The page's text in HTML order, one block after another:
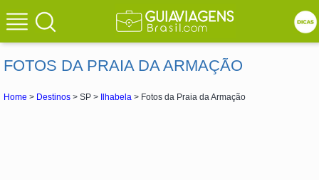
FOTOS DA PRAIA DA ARMAÇÃO
Home > Destinos > SP > Ilhabela > Fotos da Praia da Armação